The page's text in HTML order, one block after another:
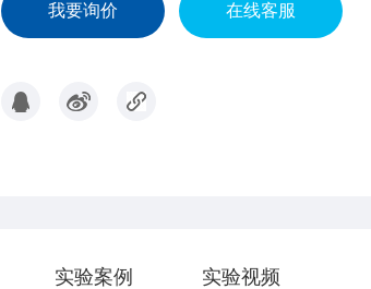
我要询价 在线客服
实验案例 实验视频